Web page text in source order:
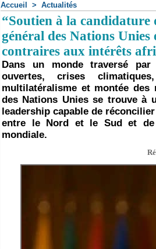
Accueil > Actualités
“Soutien à la candidature
général des Nations
contraires aux intérêts
Dans un monde traversé par
ouvertes, crises
multilatéralisme et montée des
des Nations Unies se trouve à
leadership capable de
entre le Nord et le Sud et de
mondiale.